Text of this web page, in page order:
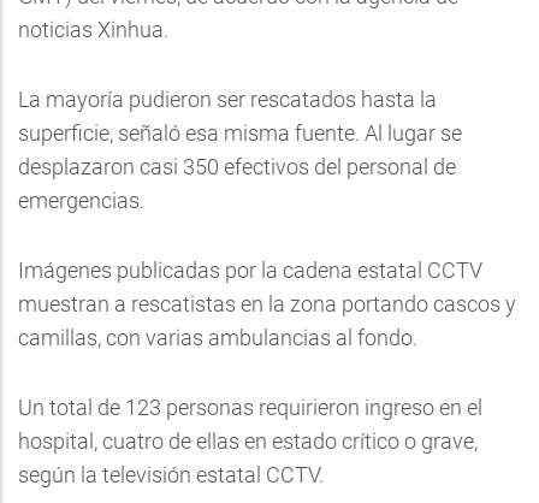
noticias Xinhua.
La mayoría pudieron ser rescatados hasta la
superficie, señaló esa misma fuente. Al lugar se
desplazaron casi 350 efectivos del personal de
emergencias.
Imágenes publicadas por la cadena estatal CCTV
muestran a rescatistas en la zona portando cascos y
camillas, con varias ambulancias al fondo.
Un total de 123 personas requirieron ingreso en el
hospital, cuatro de ellas en estado crítico o grave,
según la televisión estatal CCTV.